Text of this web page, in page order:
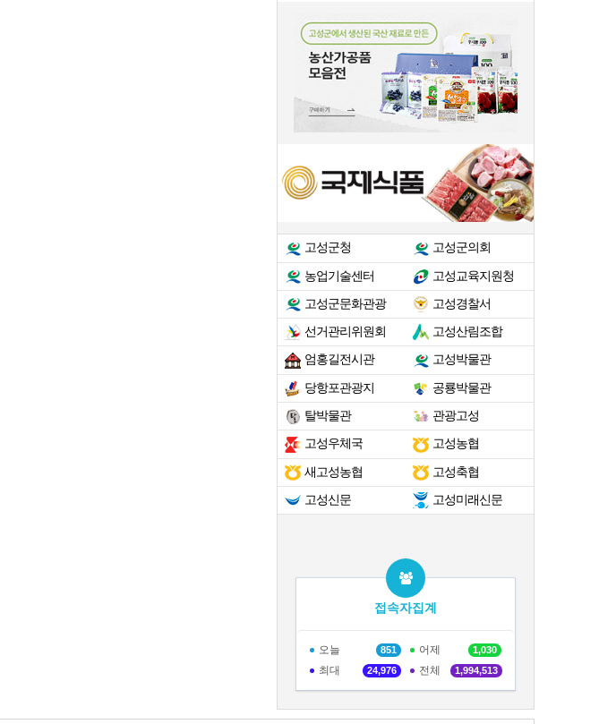
고성군청
고성군의회
농업기술센터
고성교육지원청
고성군문화관광
고성경찰서
선거관리위원회
고성산림조합
엄홍길전시관
고성박물관
당항포관광지
공룡박물관
탈박물관
관광고성
고성우체국
고성농협
새고성농협
고성축협
고성신문
고성미래신문
접속자집계
오늘 851 어제 1,030
최대 24,976 전체 1,994,513